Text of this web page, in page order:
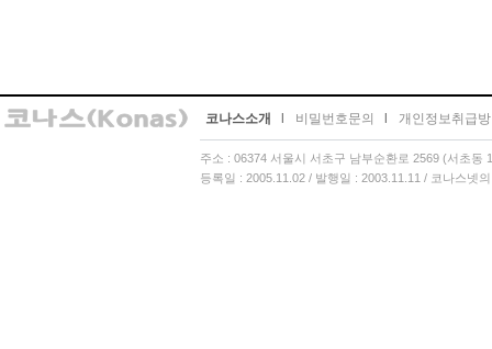
코나스소개 비밀번호문의 개인정보취급
주소 : 06374 서울시 서초구 남부순환로 2569 (서초
등록일 : 2005.11.02 / 발행일 : 2003.11.11 / 코나스넷